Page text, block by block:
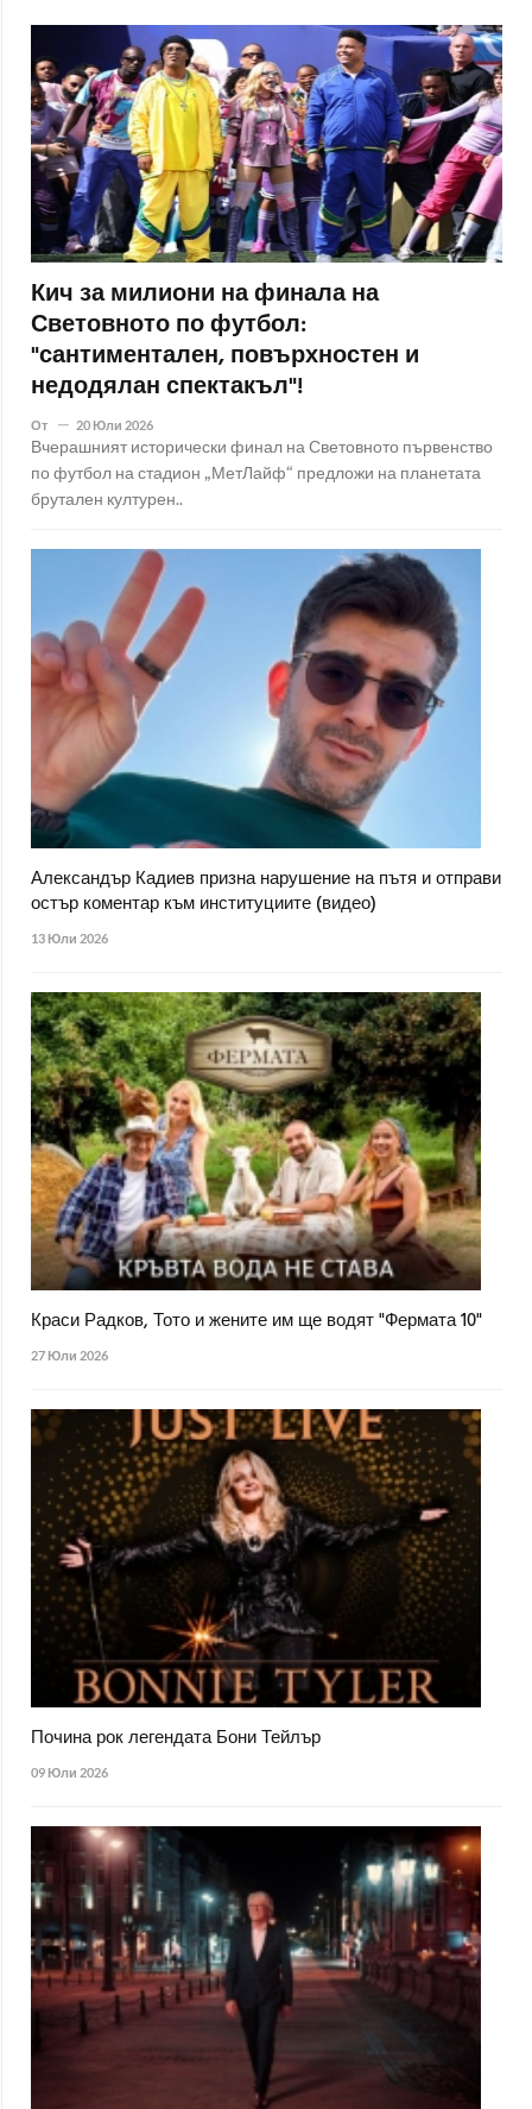
Кич за милиони на финала на
Световното по футбол:
"сантиментален, повърхностен и
недодялан спектакъл"!
От 20 Юли 2026
Вчерашният исторически финал на Световното първенство
по футбол на стадион „МетЛайф“ предложи на планетата
брутален културен..
Александър Кадиев призна нарушение на пътя и отправи
остър коментар към институциите (видео)
13 Юли 2026
Краси Радков, Тото и жените им ще водят "Фермата 10"
27 Юли 2026
Почина рок легендата Бони Тейлър
09 Юли 2026